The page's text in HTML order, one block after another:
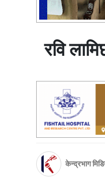
रवि
केन्द्रभाग